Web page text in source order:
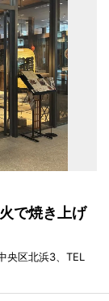
で焼き上げ
央区北浜3、TEL